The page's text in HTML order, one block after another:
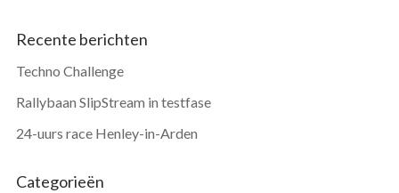
Recente berichten
Techno Challenge
Rallybaan SlipStream in testfase
24-uurs race Henley-in-Arden
Categorieën